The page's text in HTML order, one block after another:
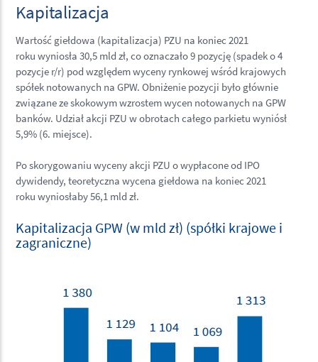
Kapitalizacja
Wartość giełdowa (kapitalizacja) PZU na koniec 2021
roku wyniosła 30,5 mld zł, co oznaczało 9 pozycję (spadek o 4
pozycje r/r) pod względem wyceny rynkowej wśród krajowych
spółek notowanych na GPW. Obniżenie pozycji było głównie
związane ze skokowym wzrostem wycen notowanych na GPW
banków. Udział akcji PZU w obrotach całego parkietu wyniósł
5,9% (6. miejsce).
Po skorygowaniu wyceny akcji PZU o wypłacone od IPO
dywidendy, teoretyczna wycena giełdowa na koniec 2021
roku wyniosłaby 56,1 mld zł.
Kapitalizacja GPW (w mld zł) (spółki krajowe i
zagraniczne)